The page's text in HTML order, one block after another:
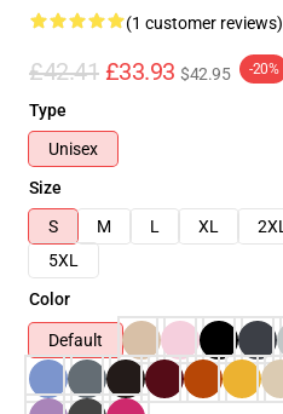
(1 customer reviews)
£42.41 £33.93 $42.95 -20%
Type
Unisex
Size
S
M L XL 2XL
5XL
Color
Default